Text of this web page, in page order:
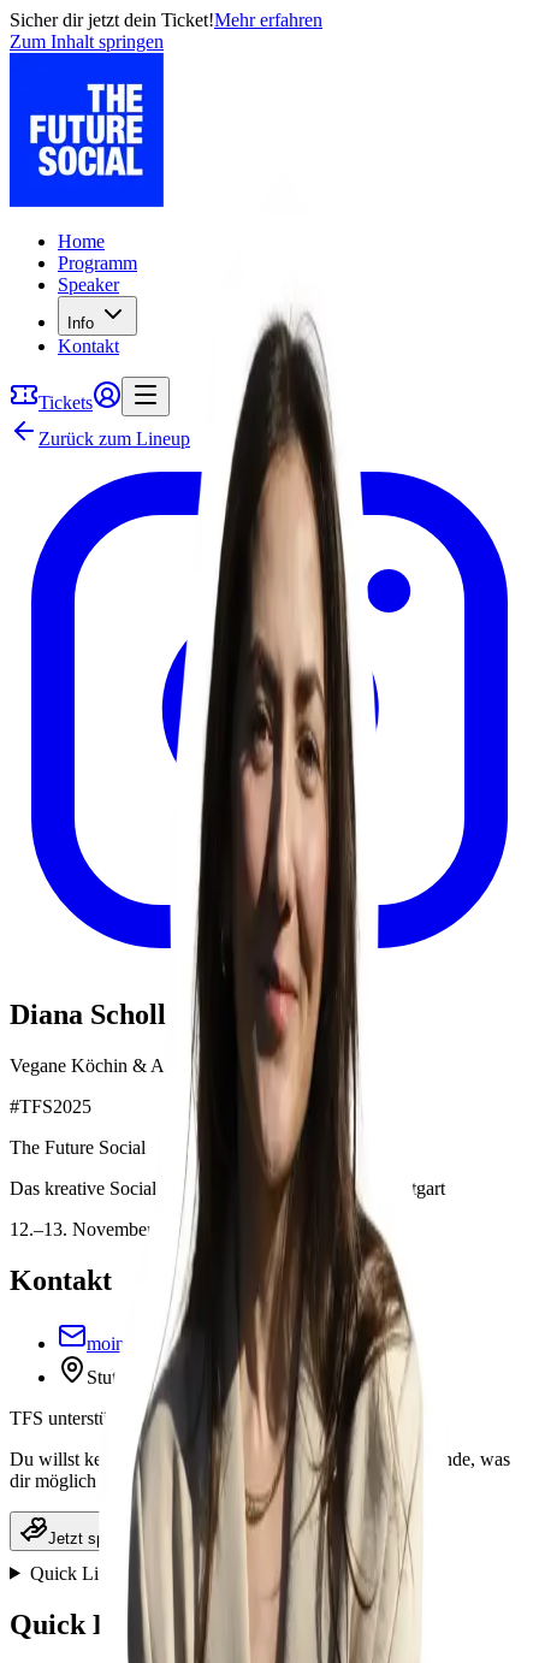
Sicher dir jetzt dein Ticket!Mehr erfahren
Zum Inhalt springen
Home
Programm
Speaker
Info
Kontakt
Tickets
Zurück zum Lineup
Diana Scholl
Vegane Köchin & Autorin
#TFS2025
The Future Social
Das kreative Social-Media & Zukunftsfestival in Stuttgart
12.–13. November 2026
Kontakt
moin@thefuturesocial.de
Stuttgart, Deutschland
TFS unterstützen
Du willst kein Ticket, aber das Festival unterstützen? Spende, was
dir möglich ist.
Jetzt spenden
Quick Links
Quick Links